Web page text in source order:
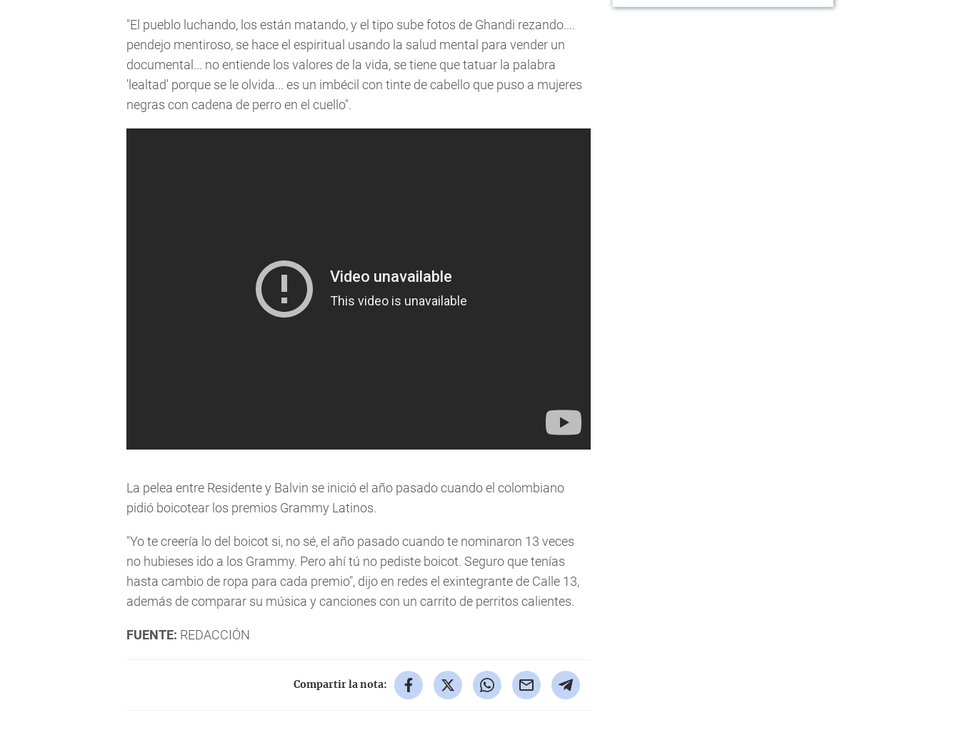
"El pueblo luchando, los están matando, y el tipo sube fotos de Ghandi rezando....
pendejo mentiroso, se hace el espiritual usando la salud mental para vender un
documental... no entiende los valores de la vida, se tiene que tatuar la palabra
'lealtad' porque se le olvida... es un imbécil con tinte de cabello que puso a mujeres
negras con cadena de perro en el cuello".
La pelea entre Residente y Balvin se inició el año pasado cuando el colombiano
pidió boicotear los premios Grammy Latinos.
"Yo te creería lo del boicot si, no sé, el año pasado cuando te nominaron 13 veces
no hubieses ido a los Grammy. Pero ahí tú no pediste boicot. Seguro que tenías
hasta cambio de ropa para cada premio", dijo en redes el exintegrante de Calle 13,
además de comparar su música y canciones con un carrito de perritos calientes.
FUENTE: REDACCIÓN
Compartir la nota: